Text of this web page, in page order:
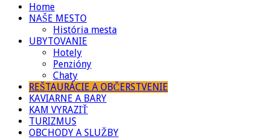
Home
NAŠE MESTO
História mesta
UBYTOVANIE
Hotely
Penzióny
Chaty
REŠTAURÁCIE A OBČERSTVENIE
KAVIARNE A BARY
KAM VYRAZIŤ
TURIZMUS
OBCHODY A SLUŽBY